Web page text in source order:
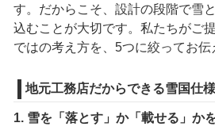
す。だからこそ、設計の段階で雪
込むことが大切です。私たちがご
ではの考え方を、5つに絞ってお伝
地元工務店だからできる雪国仕
1. 雪を「落とす」か「載せる」か